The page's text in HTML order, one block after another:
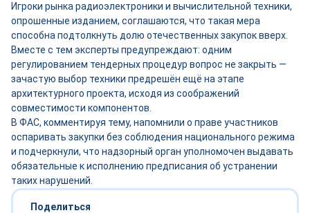
Игроки рынка радиоэлектроники и вычислительной техники,
опрошенные изданием, соглашаются, что такая мера
способна подтолкнуть долю отечественных закупок вверх.
Вместе с тем эксперты предупреждают: одним
регулированием тендерных процедур вопрос не закрыть —
зачастую выбор техники предрешён ещё на этапе
архитектурного проекта, исходя из соображений
совместимости компонентов.
В ФАС, комментируя тему, напомнили о праве участников
оспаривать закупки без соблюдения национального режима
и подчеркнули, что надзорный орган уполномочен выдавать
обязательные к исполнению предписания об устранении
таких нарушений.
Поделиться